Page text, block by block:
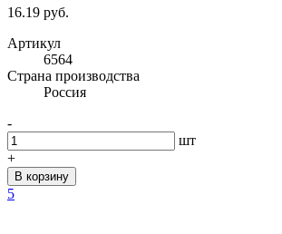
16.19 руб.
Артикул
6564
Cтрана производства
Россия
-
шт
+
В корзину
5